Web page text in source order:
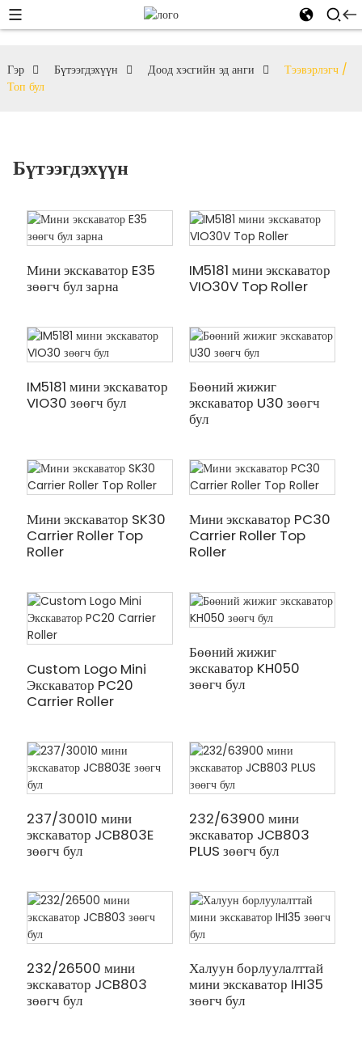
Гэр Бүтээгдэхүүн Доод хэсгийн эд анги
Тээвэрлэгч /
Топ бул
Бүтээгдэхүүн
Мини экскаватор E35
зөөгч бул зарна
IM5181 мини экскаватор
VIO30V Top Roller
IM5181 мини экскаватор
VIO30 зөөгч бул
Бөөний жижиг
экскаватор U30 зөөгч
бул
Мини экскаватор SK30
Carrier Roller Top
Roller
Мини экскаватор PC30
Carrier Roller Top
Roller
Custom Logo Mini
Экскаватор PC20
Carrier Roller
Бөөний жижиг
экскаватор KH050
зөөгч бул
237/30010 мини
экскаватор JCB803E
зөөгч бул
232/63900 мини
экскаватор JCB803
PLUS зөөгч бул
232/26500 мини
экскаватор JCB803
зөөгч бул
Халуун борлуулалттай
мини экскаватор IHI35
зөөгч бул